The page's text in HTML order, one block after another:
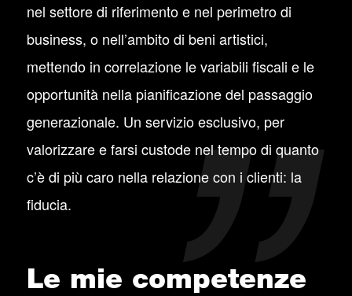
nel settore di riferimento e nel perimetro di
business, o nell’ambito di beni artistici,
mettendo in correlazione le variabili fiscali e le
opportunità nella pianificazione del passaggio
generazionale. Un servizio esclusivo, per
valorizzare e farsi custode nel tempo di quanto
c’è di più caro nella relazione con i clienti: la
fiducia.
Le mie competenze